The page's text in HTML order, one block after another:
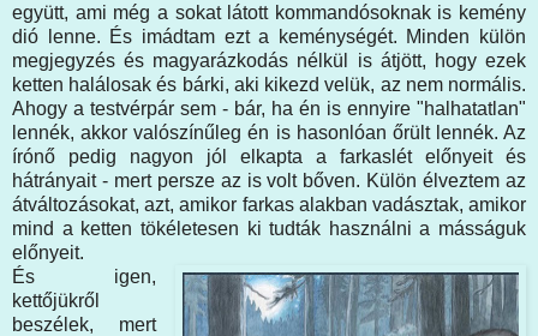
együtt, ami még a sokat látott kommandósoknak is kemény
dió lenne. És imádtam ezt a keménységét. Minden külön
megjegyzés és magyarázkodás nélkül is átjött, hogy ezek
ketten halálosak és bárki, aki kikezd velük, az nem normális.
Ahogy a testvérpár sem - bár, ha én is ennyire "halhatatlan"
lennék, akkor valószínűleg én is hasonlóan őrült lennék. Az
írónő pedig nagyon jól elkapta a farkaslét előnyeit és
hátrányait - mert persze az is volt bőven. Külön élveztem az
átváltozásokat, azt, amikor farkas alakban vadásztak, amikor
mind a ketten tökéletesen ki tudták használni a másságuk
előnyeit.
És igen,
kettőjükről
beszélek, mert